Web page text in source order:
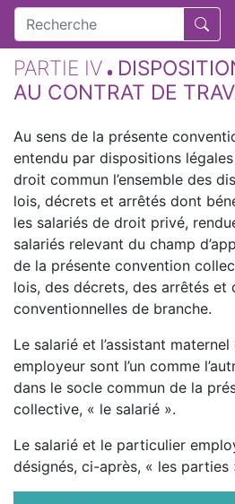
PARTIE IV
AU CONTRAT DE
Au sens de la présente
entendu par dispositions
droit commun l’ensemble des
lois, décrets et arrêtés dont
les salariés de droit privé,
salariés relevant du champ
de la présente convention
lois, des décrets, des arrêtés et
conventionnelles de branche.
Le salarié et l’assistant
employeur sont l’un comme
dans le socle commun de la
collective, « le salarié ».
Le salarié et le particulier
désignés, ci-après, « les parties